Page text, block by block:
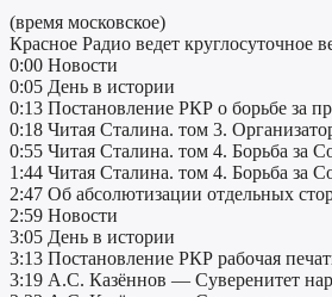
(время московское)
Красное Радио ведет круглосуточное
0:00 Новости
0:05 День в истории
0:13 Постановление РКР о борьбе за
0:18 Читая Сталина. том 3.
0:55 Читая Сталина. том 4. Борьба за
1:44 Читая Сталина. том 4. Борьба за
2:47 Об абсолютизации отдельных
2:59 Новости
3:05 День в истории
3:13 Постановление РКР рабочая
3:19 А.С. Казённов — Суверенитет